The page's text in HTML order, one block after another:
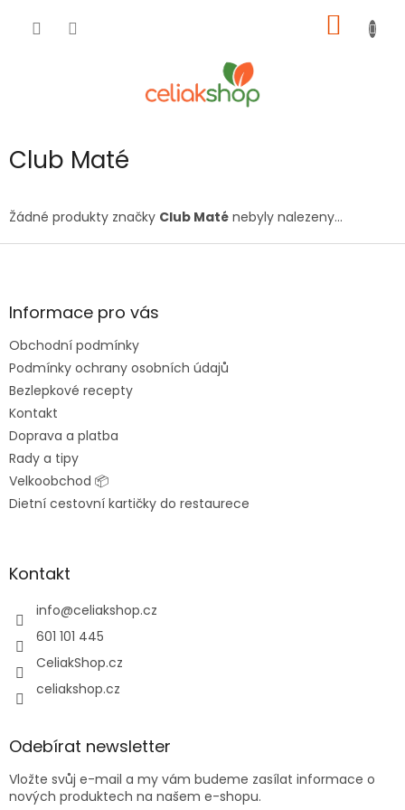
KOŠÍK
Club Maté
Žádné produkty značky Club Maté nebyly nalezeny...
Z
aInformace pro vás
Obchodní podmínky
Podmínky ochrany osobních údajů
Bezlepkové recepty
Kontakt
Doprava a platba
Rady a tipy
Velkoobchod 📦
Dietní cestovní kartičky do restaurece
Kontakt
info@celiakshop.cz
601 101 445
CeliakShop.cz
celiakshop.cz
Odebírat newsletter
Vložte svůj e-mail a my vám budeme zasílat informace o
nových produktech na našem e-shopu.